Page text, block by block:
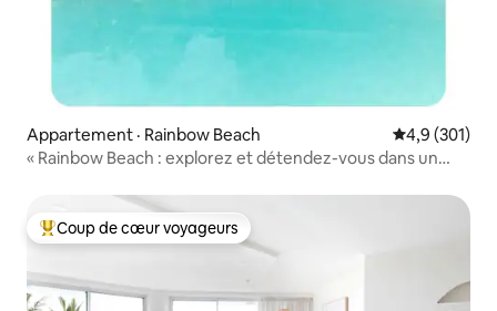
Appartement · Rainbow Beach Note
4,9 (301)
« Rainbow Beach : explorez et détendez-vous dans un
Coup de cœur voyageurs parmi les plus aimés
Coup de cœur voyageurs